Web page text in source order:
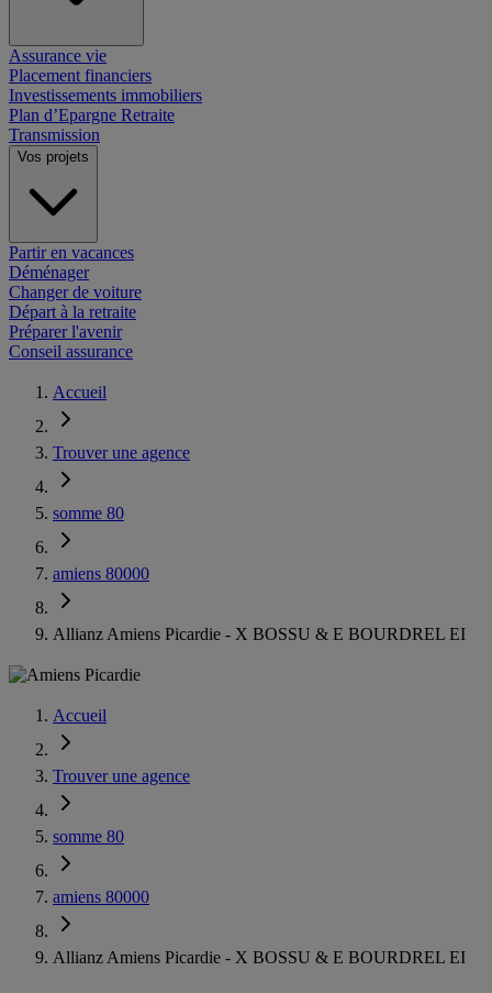
Assurance vie
Placement financiers
Investissements immobiliers
Plan d’Epargne Retraite
Transmission
Vos projets
Partir en vacances
Déménager
Changer de voiture
Départ à la retraite
Préparer l'avenir
Conseil assurance
Accueil
Trouver une agence
somme 80
amiens 80000
Allianz Amiens Picardie - X BOSSU & E BOURDREL EI
Accueil
Trouver une agence
somme 80
amiens 80000
Allianz Amiens Picardie - X BOSSU & E BOURDREL EI